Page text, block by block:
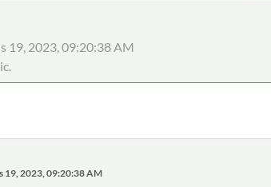
19, 2023, 09:20:38 AM
19, 2023, 09:20:38 AM